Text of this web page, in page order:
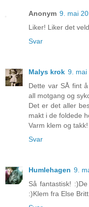
Anonym 9. mai
Liker! Liker det
Svar
Malys krok 9. mai
Dette var SÅ fint
all motgang og
Det er det aller
makt i de foldede
Varm klem og
Svar
Humlehagen 9.
Så fantastisk!
:)Klem fra Else Britt